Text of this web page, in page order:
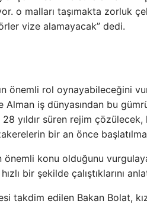
o malları taşımakta zorluk
vize alamayacak” dedi.
önemli rol oynayabileceğini
Alman iş dünyasından bu
yıldır süren rejim çözülecek,
bir an önce
konu olduğunu
bir şekilde çalıştıklarını
takdim edilen Bakan Bolat,